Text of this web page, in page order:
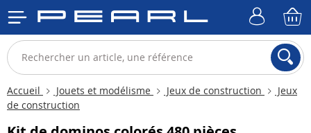
Accueil Jouets et modélisme Jeux de construction
Jeux
de construction